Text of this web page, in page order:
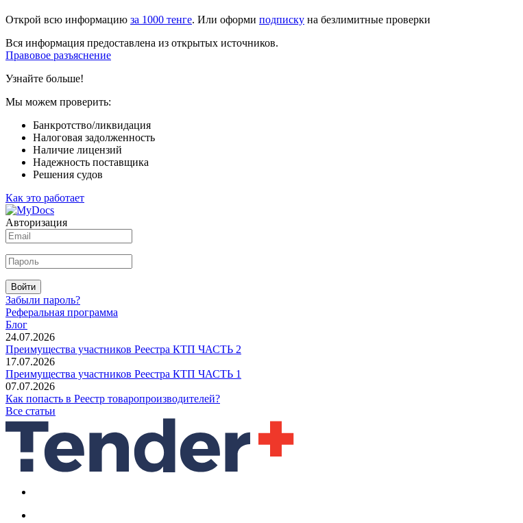
Открой всю информацию за 1000 тенге. Или оформи подписку на безлимитные проверки
Вся информация предоставлена из открытых источников.
Правовое разъяснение
Узнайте больше!
Мы можем проверить:
Банкротство/ликвидация
Налоговая задолженность
Наличие лицензий
Надежность поставщика
Решения судов
Как это работает
Авторизация
Войти
Забыли пароль?
Реферальная программа
Блог
24.07.2026
Преимущества участников Реестра КТП ЧАСТЬ 2
17.07.2026
Преимущества участников Реестра КТП ЧАСТЬ 1
07.07.2026
Как попасть в Реестр товаропроизводителей?
Все статьи